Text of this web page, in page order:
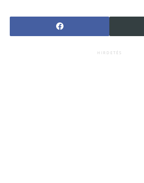
Margitszigeti
Szabadtéri
Színpadon
HIRDETÉS